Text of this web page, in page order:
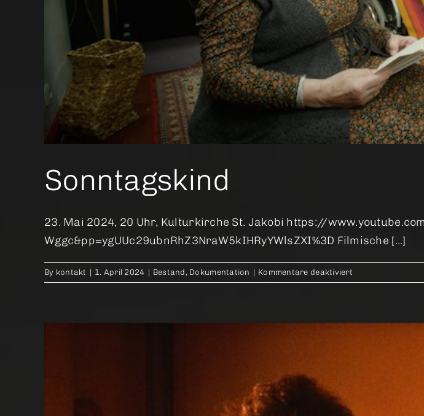
Sonntagskind
23. Mai 2024, 20 Uhr, Kulturkirche St. Jakobi https://
Wggc&pp=ygUUc29ubnRhZ3NraW5kIHRyYWlsZXI%3D Filmische [...]
By kontakt | 1. April 2024 | Bestand , Dokumentation | Kommentare deaktiviertfür
Sonntagskind